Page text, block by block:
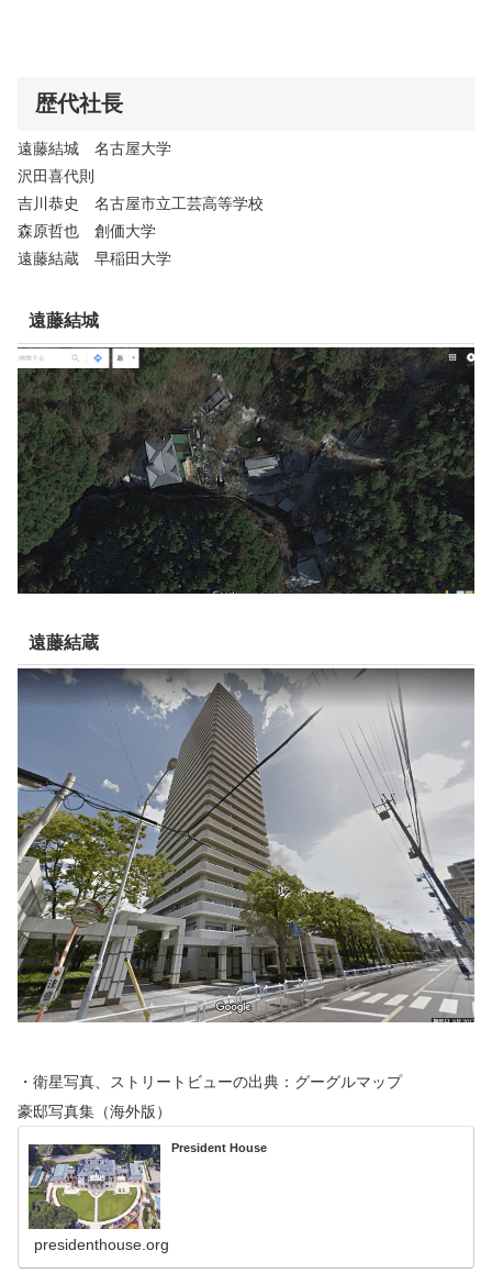
歴代社長
遠藤結城 名古屋大学
沢田喜代則
吉川恭史 名古屋市立工芸高等学校
森原哲也 創価大学
遠藤結蔵 早稲田大学
遠藤結城
遠藤結蔵
・衛星写真、ストリートビューの出典：グーグルマップ
豪邸写真集（海外版）
President House
presidenthouse.org